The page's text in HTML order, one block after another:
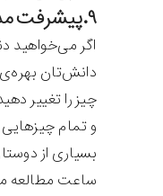
۹.پیشرفت مداوم
اگر می‌خواهید
دانش‌تان
چیز را تغییر
و تمام چیزهایی
بسیاری از
ساعت مطالعه